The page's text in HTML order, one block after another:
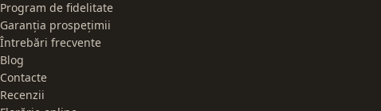
Program de fidelitate
Garanția prospețimii
Întrebări frecvente
Blog
Contacte
Recenzii